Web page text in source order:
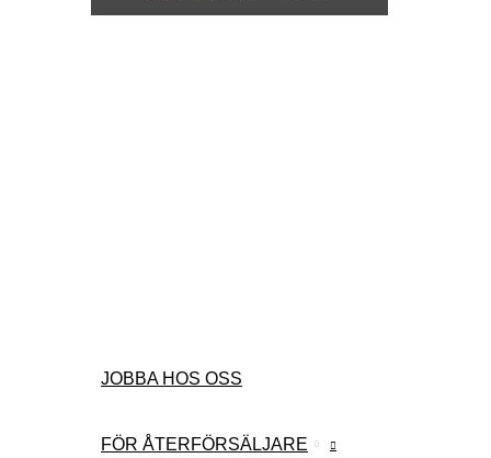
JOBBA HOS OSS
FÖR ÅTERFÖRSÄLJARE